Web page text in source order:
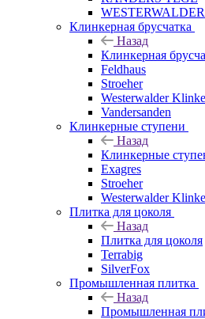
Клинкерная брусчатка
Назад
Клинкерная
Feldhaus
Stroeher
Westerwalder
Vandersanden
Клинкерные ступени
Назад
Клинкерные
Exagres
Stroeher
Westerwalder
Плитка для цоколя
Назад
Плитка для цоколя
Terrabig
SilverFox
Промышленная плитка
Назад
Промышленная